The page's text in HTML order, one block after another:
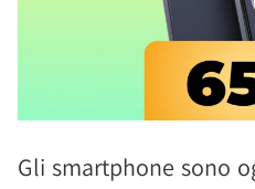
Gli smartphone sono